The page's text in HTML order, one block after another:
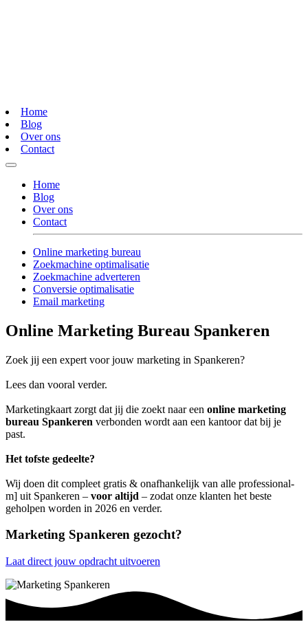
Home
Blog
Over ons
Contact
Home
Blog
Over ons
Contact
Online marketing bureau
Zoekmachine optimalisatie
Zoekmachine adverteren
Conversie optimalisatie
Email marketing
Online Marketing Bureau Spankeren
Zoek jij een expert voor jouw marketing in Spankeren?
Lees dan vooral verder.
Marketingkaart zorgt dat jij die zoekt naar een online marketing
bureau Spankeren verbonden wordt aan een kantoor dat bij je
past.
Het tofste gedeelte?
Wij doen dit compleet gratis & onafhankelijk van alle professional-
m] uit Spankeren – voor altijd – zodat onze klanten het beste
geholpen worden in 2026 en verder.
Marketing Spankeren gezocht?
Laat direct jouw opdracht uitvoeren